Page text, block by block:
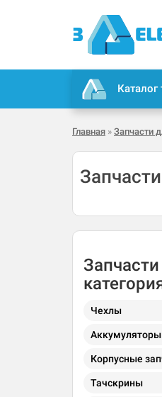
Каталог
Главная » Запчасти
Чехлы
Аккумуляторы
Корпусные
Тачскрины